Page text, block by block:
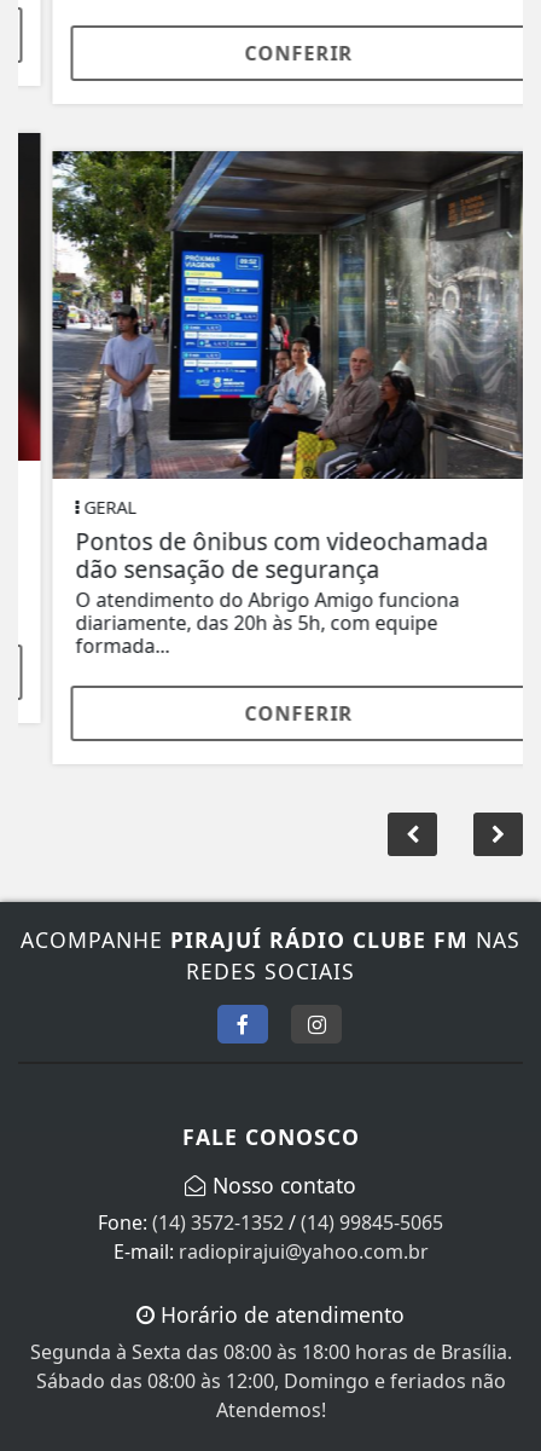
CONFERIR
GERAL
Pontos de ônibus com videochamada
dão sensação de segurança
O atendimento do Abrigo Amigo funciona
diariamente, das 20h às 5h, com equipe
formada...
CONFERIR
ACOMPANHE PIRAJUÍ RÁDIO CLUBE FM NAS
REDES SOCIAIS
FALE CONOSCO
Nosso contato
Fone: (14) 3572-1352/(14) 99845-5065
E-mail: radiopirajui@yahoo.com.br
Horário de atendimento
Segunda à Sexta das 08:00 às 18:00 horas de Brasília.
Sábado das 08:00 às 12:00, Domingo e feriados não
Atendemos!